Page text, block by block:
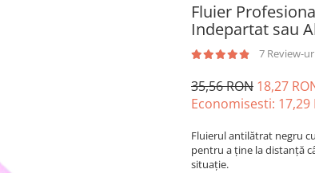
Fluier
Indepartat sau
7 Review-uri
35,56 RON 18,27
Economisesti: 17,29
Fluierul antilătrat negru
pentru a ține la distanță
situație.